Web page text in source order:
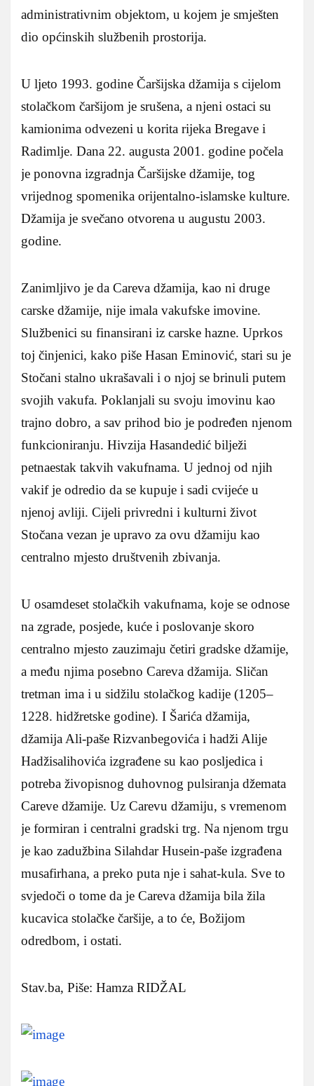
administrativnim objektom, u kojem je smješten
dio općinskih službenih prostorija.
U ljeto 1993. godine Čaršijska džamija s cijelom
stolačkom čaršijom je srušena, a njeni ostaci su
kamionima odvezeni u korita rijeka Bregave i
Radimlje. Dana 22. augusta 2001. godine počela
je ponovna izgradnja Čaršijske džamije, tog
vrijednog spomenika orijentalno-islamske kulture.
Džamija je svečano otvorena u augustu 2003.
godine.
Zanimljivo je da Careva džamija, kao ni druge
carske džamije, nije imala vakufske imovine.
Službenici su finansirani iz carske hazne. Uprkos
toj činjenici, kako piše Hasan Eminović, stari su je
Stočani stalno ukrašavali i o njoj se brinuli putem
svojih vakufa. Poklanjali su svoju imovinu kao
trajno dobro, a sav prihod bio je podređen njenom
funkcioniranju. Hivzija Hasandedić bilježi
petnaestak takvih vakufnama. U jednoj od njih
vakif je odredio da se kupuje i sadi cvijeće u
njenoj avliji. Cijeli privredni i kulturni život
Stočana vezan je upravo za ovu džamiju kao
centralno mjesto društvenih zbivanja.
U osamdeset stolačkih vakufnama, koje se odnose
na zgrade, posjede, kuće i poslovanje skoro
centralno mjesto zauzimaju četiri gradske džamije,
a među njima posebno Careva džamija. Sličan
tretman ima i u sidžilu stolačkog kadije (1205–
1228. hidžretske godine). I Šarića džamija,
džamija Ali-paše Rizvanbegovića i hadži Alije
Hadžisalihovića izgrađene su kao posljedica i
potreba živopisnog duhovnog pulsiranja džemata
Careve džamije. Uz Carevu džamiju, s vremenom
je formiran i centralni gradski trg. Na njenom trgu
je kao zadužbina Silahdar Husein-paše izgrađena
musafirhana, a preko puta nje i sahat-kula. Sve to
svjedoči o tome da je Careva džamija bila žila
kucavica stolačke čaršije, a to će, Božijom
odredbom, i ostati.
Stav.ba, Piše: Hamza RIDŽAL